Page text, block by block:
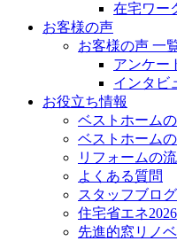
在宅ワー
お客様の声
お客様の声 一
アンケー
インタビ
お役立ち情報
ベストホーム
ベストホーム
リフォームの
よくある質問
スタッフブログ
住宅省エネ
先進的窓リノ